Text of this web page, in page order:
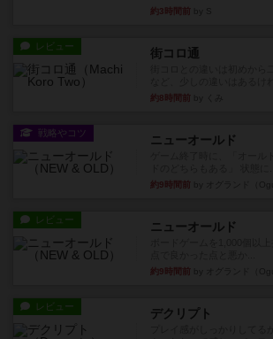
約3時間前
レビュー 街コロ通
約8時間前
戦略やコツ ニューオールド
約9時間前
レビュー ニューオールド
約9時間前
レビュー デクリプト